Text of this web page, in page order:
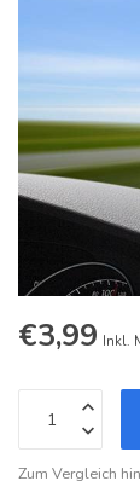
€3,99 Inkl.
Zum Vergleich